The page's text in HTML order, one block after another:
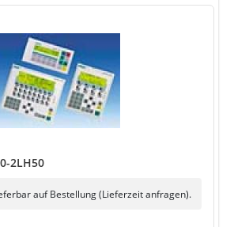
2LH50
auf Bestellung (Lieferzeit anfragen).